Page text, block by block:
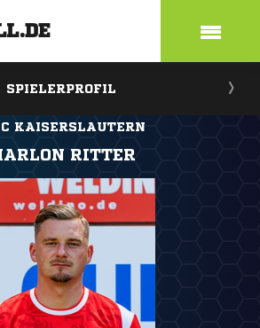
SPIELERPROFIL
KAISERSLAUTERN
RITTER